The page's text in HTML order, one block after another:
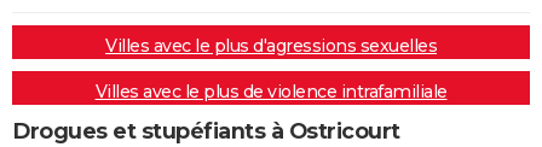
Villes avec le plus d'agressions sexuelles
Villes avec le plus de violence intrafamiliale
Drogues et stupéfiants à Ostricourt